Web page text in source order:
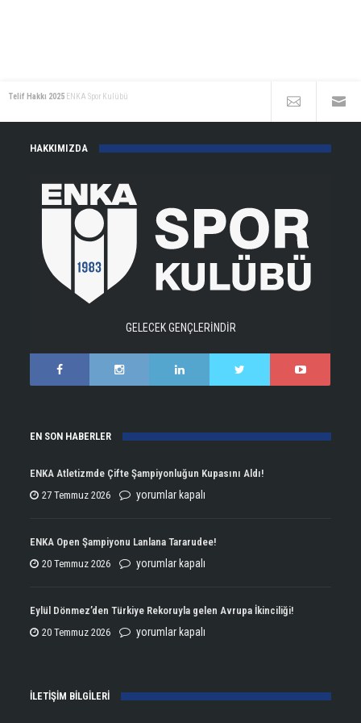
Telif Hakkı 2025 ENKA Spor Kulübü
HAKKIMIZDA
GELECEK GENÇLERİNDİR
EN SON HABERLER
ENKA Atletizmde Çifte Şampiyonluğun Kupasını Aldı!
27 Temmuz 2026
ENKA
Çifte
Şampiyonluğun
yorumlar kapalı
ENKA Open Şampiyonu Lanlana Tararudee!
20 Temmuz 2026
ENKA
Şampiyonu
Lanlana
yorumlar kapalı
Eylül Dönmez’den Türkiye Rekoruyla gelen Avrupa İkinciliği!
20 Temmuz 2026
Eylül
Rekoruyla
yorumlar kapalı
İLETİŞİM BİLGİLERİ